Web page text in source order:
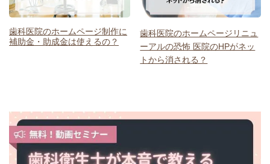
歯科医院のホームページ制作に
補助金・助成金は使えるの？
歯科医院のホームページリニュ
ーアルの恐怖 医院のHPがネッ
トから消される？